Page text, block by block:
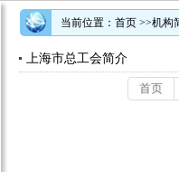
当前位置：首页 >>机构
上海市总工会简介
首页